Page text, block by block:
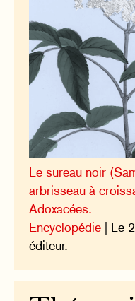
Le sureau noir
arbrisseau à
Adoxacées.
Encyclopédie | Le
éditeur.